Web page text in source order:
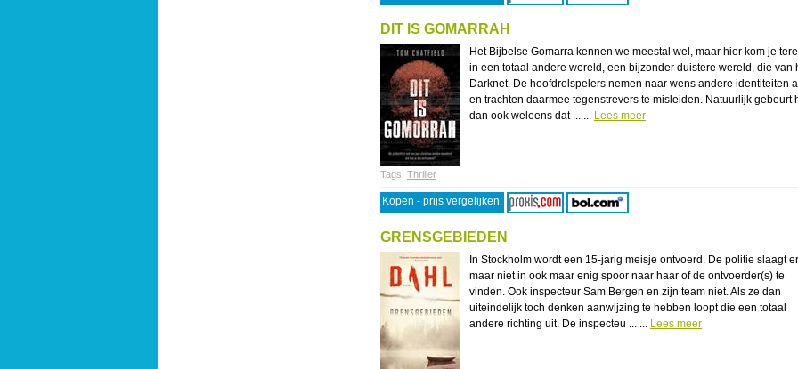
DIT IS GOMARRAH
Het Bijbelse Gomarra kennen we meestal wel, maar hier kom je
in een totaal andere wereld, een bijzonder duistere wereld, die van
Darknet. De hoofdrolspelers nemen naar wens andere identiteiten
en trachten daarmee tegenstrevers te misleiden. Natuurlijk gebeurt
dan ook weleens dat ... ... Lees meer
Tags: Thriller
Kopen - prijs vergelijken:
GRENSGEBIEDEN
In Stockholm wordt een 15-jarig meisje ontvoerd. De politie slaagt er
maar niet in ook maar enig spoor naar haar of de ontvoerder(s) te
vinden. Ook inspecteur Sam Bergen en zijn team niet. Als ze dan
uiteindelijk toch denken aanwijzing te hebben loopt die een totaal
andere richting uit. De inspecteu ... ... Lees meer